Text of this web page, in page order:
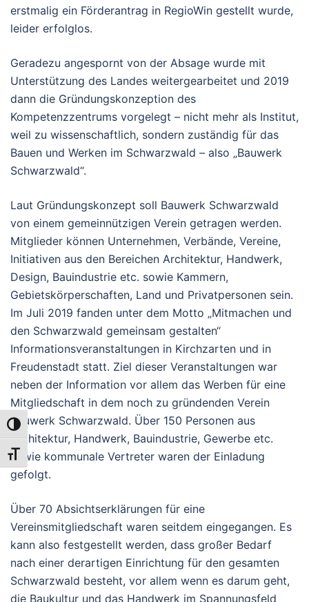
UMSCHALTEN AUF HOHE KONTRASTE
SCHRIFT VERGRÖSSERN
erstmalig ein Förderantrag in RegioWin gestellt wurde,
leider erfolglos.
Geradezu angespornt von der Absage wurde mit
Unterstützung des Landes weitergearbeitet und 2019
dann die Gründungskonzeption des
Kompetenzzentrums vorgelegt – nicht mehr als Institut,
weil zu wissenschaftlich, sondern zuständig für das
Bauen und Werken im Schwarzwald – also „Bauwerk
Schwarzwald“.
Laut Gründungskonzept soll Bauwerk Schwarzwald
von einem gemeinnützigen Verein getragen werden.
Mitglieder können Unternehmen, Verbände, Vereine,
Initiativen aus den Bereichen Architektur, Handwerk,
Design, Bauindustrie etc. sowie Kammern,
Gebietskörperschaften, Land und Privatpersonen sein.
Im Juli 2019 fanden unter dem Motto „Mitmachen und
den Schwarzwald gemeinsam gestalten“
Informationsveranstaltungen in Kirchzarten und in
Freudenstadt statt. Ziel dieser Veranstaltungen war
neben der Information vor allem das Werben für eine
Mitgliedschaft in dem noch zu gründenden Verein
Bauwerk Schwarzwald. Über 150 Personen aus
Architektur, Handwerk, Bauindustrie, Gewerbe etc.
sowie kommunale Vertreter waren der Einladung
gefolgt.
Über 70 Absichtserklärungen für eine
Vereinsmitgliedschaft waren seitdem eingegangen. Es
kann also festgestellt werden, dass großer Bedarf
nach einer derartigen Einrichtung für den gesamten
Schwarzwald besteht, vor allem wenn es darum geht,
die Baukultur und das Handwerk im Spannungsfeld